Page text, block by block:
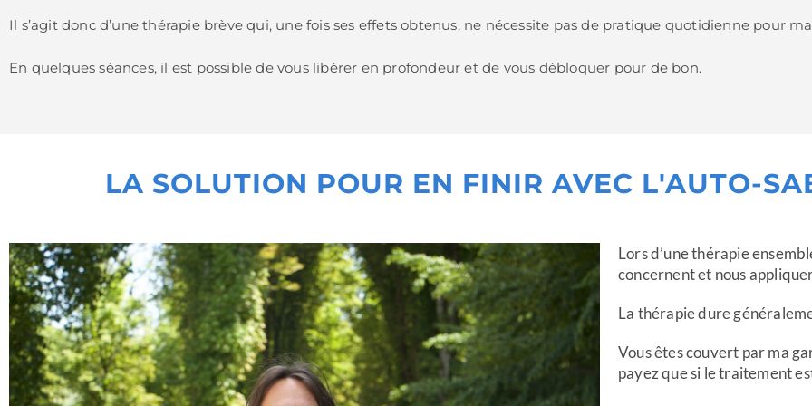
Il s’agit donc d’une thérapie brève qui, une fois ses effets obtenus, ne nécessite pas de pratique quotidienne pour
En quelques séances, il est possible de vous libérer en profondeur et de vous débloquer pour de bon.
LA SOLUTION POUR EN FINIR AVEC L'AUTO-
Lors d’une thérapie
concernent et nous
La thérapie dure
Vous êtes couvert par ma
payez que si le traitement